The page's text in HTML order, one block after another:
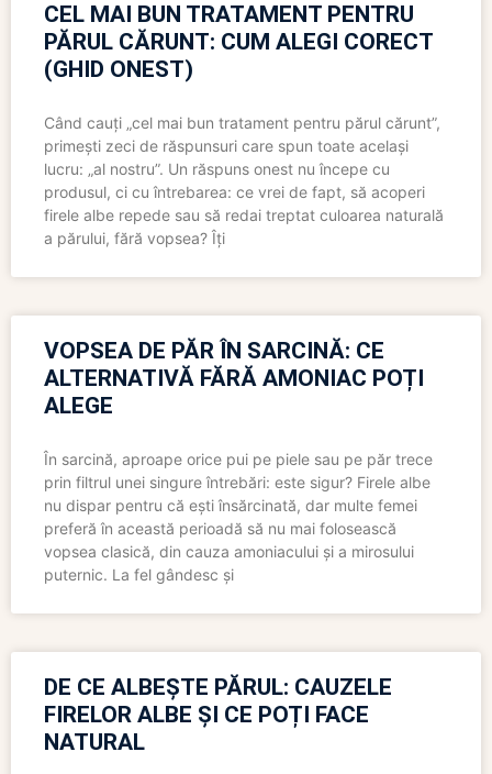
CEL MAI BUN TRATAMENT PENTRU
PĂRUL CĂRUNT: CUM ALEGI CORECT
(GHID ONEST)
Când cauți „cel mai bun tratament pentru părul cărunt”,
primești zeci de răspunsuri care spun toate același
lucru: „al nostru”. Un răspuns onest nu începe cu
produsul, ci cu întrebarea: ce vrei de fapt, să acoperi
firele albe repede sau să redai treptat culoarea naturală
a părului, fără vopsea? Îți
VOPSEA DE PĂR ÎN SARCINĂ: CE
ALTERNATIVĂ FĂRĂ AMONIAC POȚI
ALEGE
În sarcină, aproape orice pui pe piele sau pe păr trece
prin filtrul unei singure întrebări: este sigur? Firele albe
nu dispar pentru că ești însărcinată, dar multe femei
preferă în această perioadă să nu mai folosească
vopsea clasică, din cauza amoniacului și a mirosului
puternic. La fel gândesc și
DE CE ALBEȘTE PĂRUL: CAUZELE
FIRELOR ALBE ȘI CE POȚI FACE
NATURAL